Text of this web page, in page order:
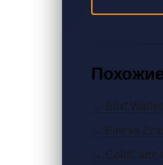
→ Blixt
→ Firo vs
→ ColdCard: